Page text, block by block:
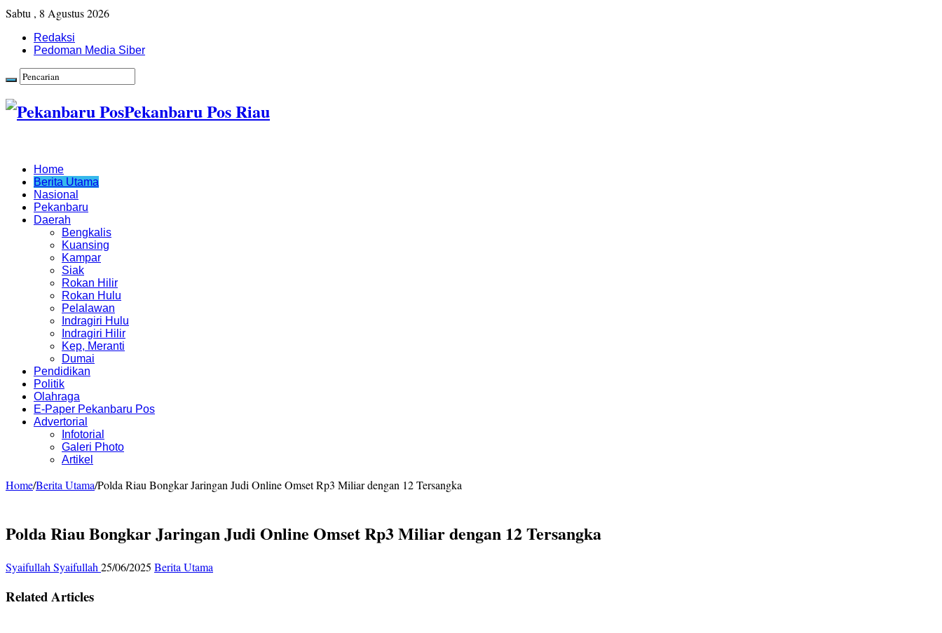
Sabtu , 8 Agustus 2026
Redaksi
Pedoman Media Siber
Pekanbaru Pos Riau
Home
Berita Utama
Nasional
Pekanbaru
Daerah
Bengkalis
Kuansing
Kampar
Siak
Rokan Hilir
Rokan Hulu
Pelalawan
Indragiri Hulu
Indragiri Hilir
Kep, Meranti
Dumai
Pendidikan
Politik
Olahraga
E-Paper Pekanbaru Pos
Advertorial
Infotorial
Galeri Photo
Artikel
Home/Berita Utama/Polda Riau Bongkar Jaringan Judi Online Omset Rp3 Miliar dengan 12 Tersangka
Polda Riau Bongkar Jaringan Judi Online Omset Rp3 Miliar dengan 12 Tersangka
Syaifullah Syaifullah 25/06/2025 Berita Utama
Related Articles